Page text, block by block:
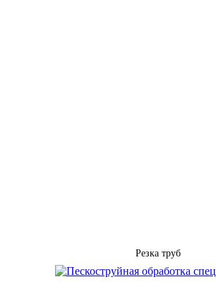
Резка труб